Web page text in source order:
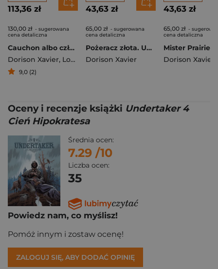
113,36 zł
130,00 zł - sugerowana
cena detaliczna
Cauchon albo człowiek, który zabił Joannę d'Arc
Dorison Xavier, Louis-David Delahaye Parnotte Joel
9,0 (2)
43,63 zł
65,00 zł - sugerowana
cena detaliczna
Pożeracz złota. Undertaker. Tom 1 wyd. 3
Dorison Xavier
43,63 zł
65,00 zł -
cena detaliczna
Dorison Xavier
Oceny i recenzje książki Undertaker 4
Cień Hipokratesa
Średnia ocen:
7.29 /10
Liczba ocen:
35
Powiedz nam, co myślisz!
Pomóż innym i zostaw ocenę!
ZALOGUJ SIĘ, ABY DODAĆ OPINIĘ